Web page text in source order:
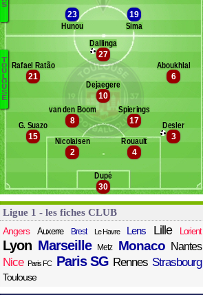
Camara
Thioub
Bahoya
Bamba
Salama
S
Banc des remplaçants
Kamanzi
Genreau
Birmancevic
Costa
T
O
U
L
O
U
S
E
23
Hunou
19
Sima
30
Dupé
4
Rouault
2
Nicolaisen 3
Desler
15
G. Suazo 17
Spierings
8
van den Boomen
10
Dejaegere
6
Aboukhlal
21
Rafael Ratão
27
Dallinga
Ligue 1 - les fiches CLUB
Angers
Auxerre Brest Le Havre Lens Lille Lorient
Lyon Marseille Metz Monaco Nantes
Nice Paris FC Paris SG Rennes Strasbourg
Toulouse